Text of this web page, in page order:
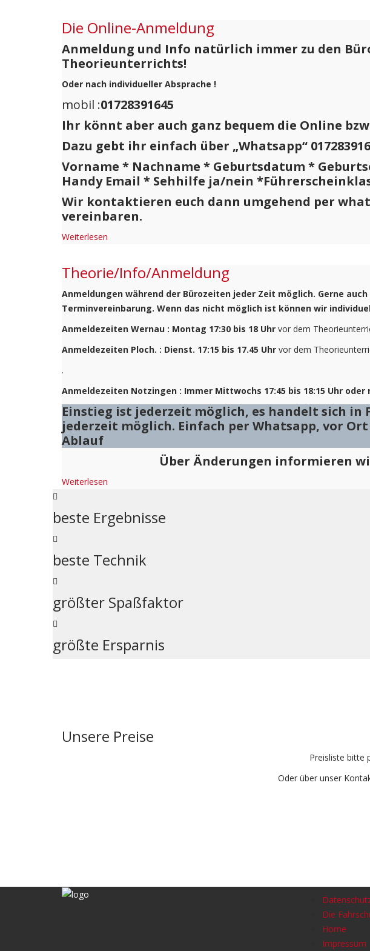
Die Online-Anmeldung
Anmeldung und Info natürlich immer zu den
Theorieunterrichts!
Oder nach individueller Absprache !
mobil :01728391645
Ihr könnt aber auch ganz bequem die Online
Dazu gebt ihr einfach über „Whatsapp“
Vorname * Nachname * Geburtsdatum *
Handy Email * Sehhilfe ja/nein
Wir kontaktieren euch dann umgehend per
vereinbaren.
Weiterlesen
Theorie/Info/Anmeldung
Anmeldungen während der Bürozeiten jeder Zeit möglich. Gerne
Terminvereinbarung. Wenn das nicht möglich ist können wir
Anmeldezeiten Wernau : Montag 17:30 bis 18 Uhr vor dem
Anmeldezeiten Ploch. : Dienst. 17:15 bis 17.45 Uhr vor dem
.
Anmeldezeiten Notzingen : Immer Mittwochs 17:45 bis 18:15 Uhr
Einstieg ist jederzeit möglich, es handelt sich
jederzeit möglich. Einfach per Whatsapp, vor
Ablauf
Über Änderungen informieren
Weiterlesen
beste Ergebnisse
beste Technik
größter Spaßfaktor
größte Ersparnis
Unsere Preise
Preisliste bitte
Oder über unser
Die
Home
Impressum